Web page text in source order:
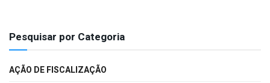
Pesquisar por Categoria
AÇÃO DE FISCALIZAÇÃO